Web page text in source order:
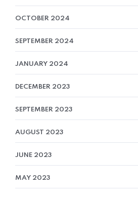
OCTOBER 2024
SEPTEMBER 2024
JANUARY 2024
DECEMBER 2023
SEPTEMBER 2023
AUGUST 2023
JUNE 2023
MAY 2023